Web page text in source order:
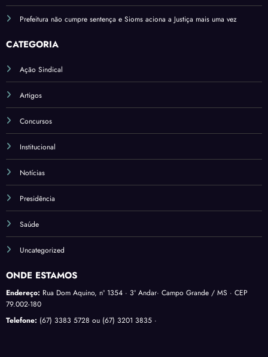
Prefeitura não cumpre sentença e Sioms aciona a Justiça mais uma vez
CATEGORIA
Ação Sindical
Artigos
Concursos
Institucional
Notícias
Presidência
Saúde
Uncategorized
ONDE ESTAMOS
Endereço: Rua Dom Aquino, nº 1354 · 3º Andar· Campo Grande / MS · CEP
79.002-180
Telefone: (67) 3383 5728 ou (67) 3201 3835 ·